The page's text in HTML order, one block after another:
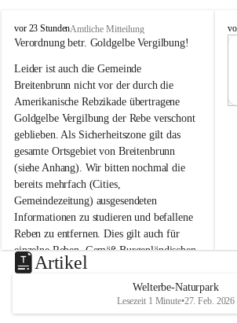
B
r
i
t
e
n
b
r
u
n
n
a
m
N
e
u
s
d
vor 23 StundenAmtliche Mitteilung
Verordnung betr. Goldgelbe Vergilbung!
Leider ist auch die Gemeinde
Breitenbrunn nicht vor der durch die
Amerikanische Rebzikade übertragene
Goldgelbe Vergilbung der Rebe verschont
geblieben. Als Sicherheitszone gilt das
gesamte Ortsgebiet von Breitenbrunn
(siehe Anhang). Wir bitten nochmal die
bereits mehrfach (Cities,
Gemeindezeitung) ausgesendeten
Informationen zu studieren und befallene
Reben zu entfernen. Dies gilt auch für
einzelne Reben. Gemäß Burgenländischen
Weinbaugesetz sind nicht gepflegte oder
unzulässige Weingärten zu roden! Bitte
helfen wir zusammen um unsere Winzer
vor den prognostizierten Ernteausfällen
B
e
u
e
d
Artikel
Welterbe-Naturpark
Lesezeit 1 Minute•27. Feb. 2026